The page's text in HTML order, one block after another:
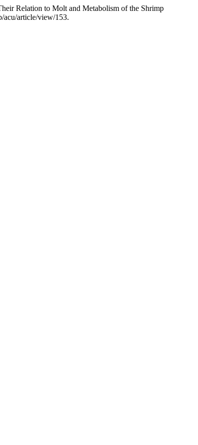
Relation to Molt and Metabolism of the Shrimp
acu/article/view/153.